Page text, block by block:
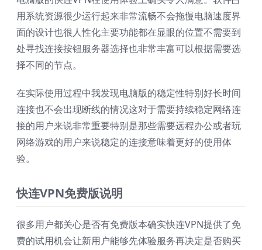
用系统资源很少运行起来非常流畅不会拖慢电脑速度界
面的设计也很人性化主要功能都在显眼的位置不需要到
处寻找连接按钮服务器选择也非常丰富可以根据需要选
择不同的节点。
在实际使用过程中我发现电脑版的稳定性特别好长时间
连接也不会出现断线的情况这对于需要持续稳定网络连
接的用户来说非常重要特别是那些需要远程办公或者玩
网络游戏的用户来说稳定的连接意味着更好的使用体
验。
快连VPN免费版说明
很多用户都关心是否有免费版本确实快连VPN提供了免
费的试用机会让新用户能够先体验服务再决定是否购买